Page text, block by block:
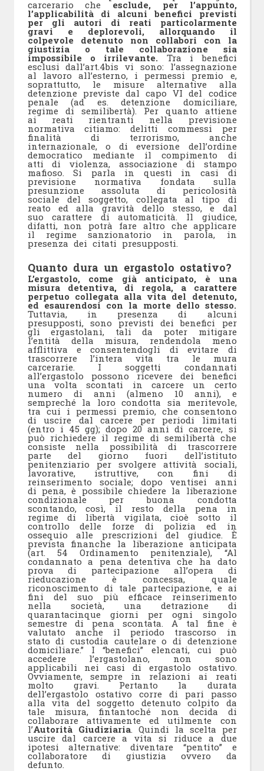
carcerario cheesclude, per l’appunto,
l’applicabilità di alcuni benefici previsti
per gli autori di reati particolarmente
gravi e deplorevoli, allorquando il
colpevole detenuto non collabori con la
giustizia o tale collaborazione sia
impossibile o irrilevante. Tra i benefici
esclusi dall’art.4bis vi sono: l’assegnazione
al lavoro all’esterno, i permessi premio e,
soprattutto, le misure alternative alla
detenzione previste dal capo VI del codice
penale (ad es. detenzione domiciliare,
regime di semilibertà). Per quanto attiene
ai reati rientranti nella previsione
normativa citiamo: delitti commessi per
finalità di terrorismo, anche
internazionale, o di eversione dell’ordine
democratico mediante il compimento di
atti di violenza, associazione di stampo
mafioso. Si parla in questi in casi di
previsione normativa fondata sulla
presunzione assoluta di pericolosità
sociale del soggetto, collegata al tipo di
reato ed alla gravità dello stesso, e dal
suo carattere di automaticità. Il giudice,
difatti, non potrà fare altro che applicare
il regime sanzionatorio in parola, in
presenza dei citati presupposti.
Quanto dura un ergastolo ostativo?
L’ergastolo, come già anticipato, è una
misura detentiva, di regola, a carattere
perpetuo collegata alla vita del detenuto,
ed esaurendosi con la morte dello stesso.
Tuttavia, in presenza di alcuni
presupposti, sono previsti dei benefici per
gli ergastolani, tali da poter mitigare
l’entità della misura, rendendola meno
afflittiva e consentendogli di evitare di
trascorrere l’intera vita tra le mura
carcerarie. I soggetti condannati
all’ergastolo possono ricevere dei benefici
una volta scontati in carcere un certo
numero di anni (almeno 10 anni), e
sempreché la loro condotta sia meritevole,
tra cui i permessi premio, che consentono
di uscire dal carcere per periodi limitati
(entro i 45 gg); dopo 20 anni di carcere, si
può richiedere il regime di semilibertà che
consiste nella possibilità di trascorrere
parte del giorno fuori dell’istituto
penitenziario per svolgere attività sociali,
lavorative, istruttive, con fini di
reinserimento sociale; dopo ventisei anni
di pena, è possibile chiedere la liberazione
condizionale per buona condotta
scontando, così, il resto della pena in
regime di libertà vigilata, cioè sotto il
controllo delle forze di polizia ed in
ossequio alle prescrizioni del giudice. È
prevista finanche la liberazione anticipata
(art. 54 Ordinamento penitenziale), “Al
condannato a pena detentiva che ha dato
prova di partecipazione all’opera di
rieducazione è concessa, quale
riconoscimento di tale partecipazione, e ai
fini del suo più efficace reinserimento
nella società, una detrazione di
quarantacinque giorni per ogni singolo
semestre di pena scontata. A tal fine è
valutato anche il periodo trascorso in
stato di custodia cautelare o di detenzione
domiciliare.” I “benefici” elencati, cui può
accedere l’ergastolano, non sono
applicabili nei casi di ergastolo ostativo.
Ovviamente, sempre in relazioni ai reati
molto gravi. Pertanto la durata
dell’ergastolo ostativo corre di pari passo
alla vita del soggetto detenuto colpito da
tale misura, fintantoché non decida di
collaborare attivamente ed utilmente con
l’Autorità Giudiziaria. Quindi la scelta per
uscire dal carcere a vita si riduce a due
ipotesi alternative: diventare “pentito” e
collaboratore di giustizia ovvero da
defunto.